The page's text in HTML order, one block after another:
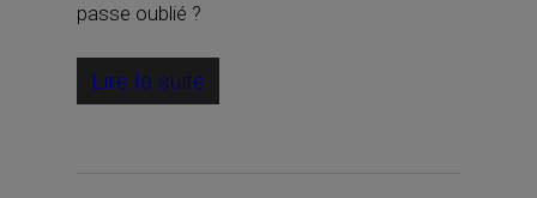
passe oublié ?
Lire la suite